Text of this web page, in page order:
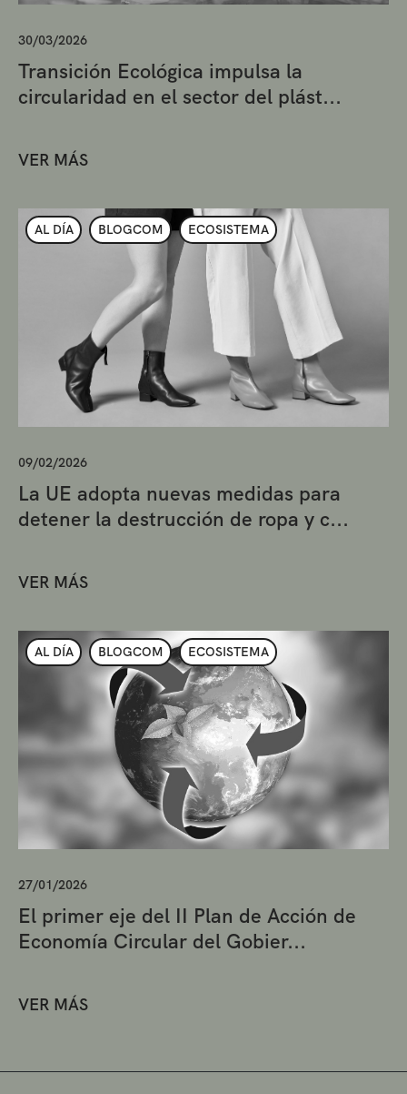
30/03/2026
Transición Ecológica impulsa la
circularidad en el sector del plást...
VER MÁS
AL DÍA BLOGCOM ECOSISTEMA
09/02/2026
La UE adopta nuevas medidas para
detener la destrucción de ropa y c...
VER MÁS
AL DÍA BLOGCOM ECOSISTEMA
27/01/2026
El primer eje del II Plan de Acción de
Economía Circular del Gobier...
VER MÁS